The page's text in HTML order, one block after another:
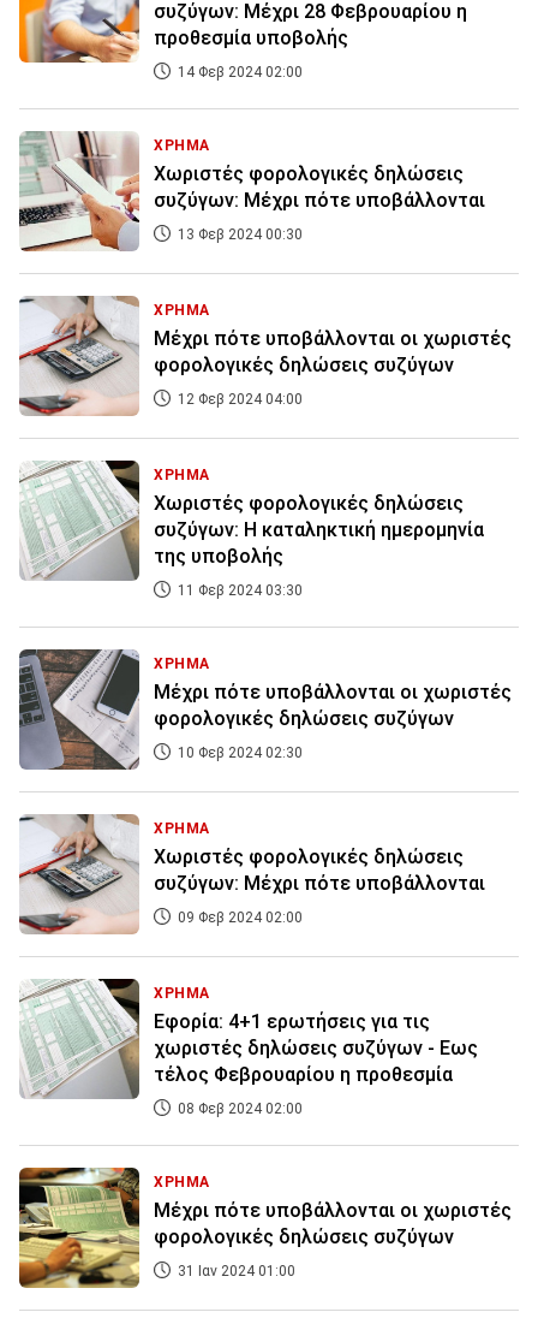
συζύγων: Μέχρι 28 Φεβρουαρίου η
προθεσμία υποβολής
14 Φεβ 2024 02:00
ΧΡΗΜΑ
Χωριστές φορολογικές δηλώσεις
συζύγων: Μέχρι πότε υποβάλλονται
13 Φεβ 2024 00:30
ΧΡΗΜΑ
Μέχρι πότε υποβάλλονται οι χωριστές
φορολογικές δηλώσεις συζύγων
12 Φεβ 2024 04:00
ΧΡΗΜΑ
Χωριστές φορολογικές δηλώσεις
συζύγων: Η καταληκτική ημερομηνία
της υποβολής
11 Φεβ 2024 03:30
ΧΡΗΜΑ
Μέχρι πότε υποβάλλονται οι χωριστές
φορολογικές δηλώσεις συζύγων
10 Φεβ 2024 02:30
ΧΡΗΜΑ
Χωριστές φορολογικές δηλώσεις
συζύγων: Μέχρι πότε υποβάλλονται
09 Φεβ 2024 02:00
ΧΡΗΜΑ
Εφορία: 4+1 ερωτήσεις για τις
χωριστές δηλώσεις συζύγων - Εως
τέλος Φεβρουαρίου η προθεσμία
08 Φεβ 2024 02:00
ΧΡΗΜΑ
Μέχρι πότε υποβάλλονται οι χωριστές
φορολογικές δηλώσεις συζύγων
31 Ιαν 2024 01:00